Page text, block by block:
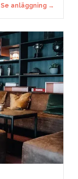
Se anläggning →